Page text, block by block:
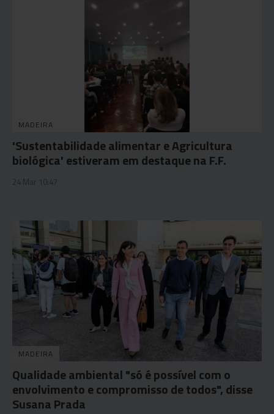
MADEIRA
'Sustentabilidade alimentar e Agricultura
biológica' estiveram em destaque na F.F.
24 Mar 10:47
MADEIRA
Qualidade ambiental "só é possível com o
envolvimento e compromisso de todos", disse
Susana Prada